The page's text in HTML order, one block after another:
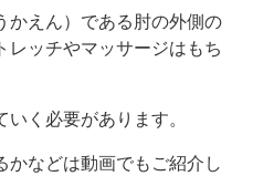
かえん）である肘の外側の
レッチやマッサージはもち
く必要があります。
かなどは動画でもご紹介し